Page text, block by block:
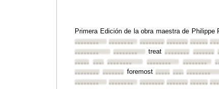
Primera Edición de la obra maestra de Philippe
••••••••
•••••••• •••••••• ••••••••••••••••
••••••••
•••••••• treat•••••••• ••••••••
•••••••••••••••••••••••• •••••••• ••••••••
•••••••• ••••••••foremost••••••••••••••••••••••••
••••••••
•••••••• •••••••• ••••••••••••••••